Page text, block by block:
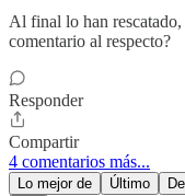
Al final lo han
comentario al respecto?
Responder
Compartir
4 comentarios más...
Lo mejor de Último